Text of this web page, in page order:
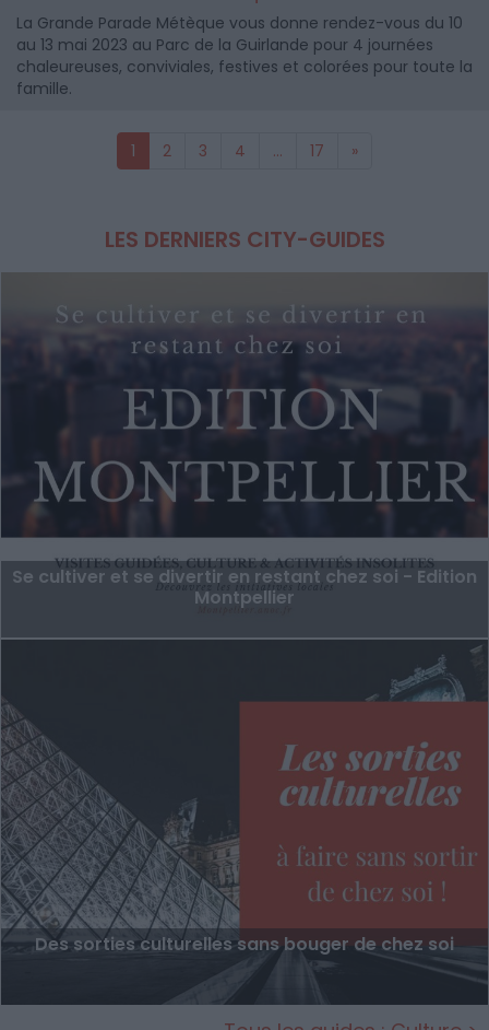
La Grande Parade Métèque vous donne rendez-vous du 10
au 13 mai 2023 au Parc de la Guirlande pour 4 journées
chaleureuses, conviviales, festives et colorées pour toute la
famille.
1 2 3 4 ... 17 »
LES DERNIERS CITY-GUIDES
Se cultiver et se divertir en restant chez soi - Edition
Montpellier
Des sorties culturelles sans bouger de chez soi